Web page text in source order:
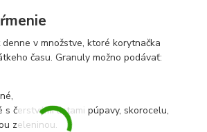
v množstve, ktoré korytnačka
času. Granuly možno podávať:
s čerstvými listami púpavy, skorocelu,
zeleninou.